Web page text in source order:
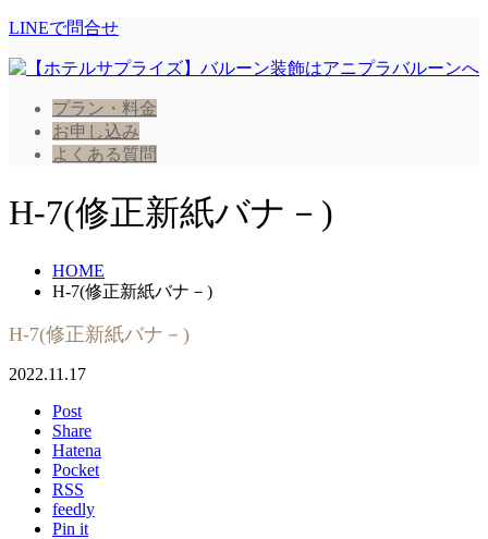
LINEで問合せ
プラン・料金
お申し込み
よくある質問
H-7(修正新紙バナ－)
HOME
H-7(修正新紙バナ－)
H-7(修正新紙バナ－)
2022.11.17
Post
Share
Hatena
Pocket
RSS
feedly
Pin it